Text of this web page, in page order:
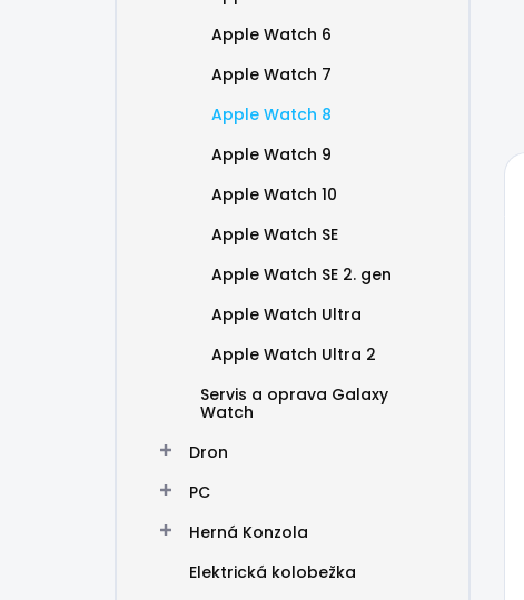
Apple Watch 6
Apple Watch 7
Apple Watch 8
Apple Watch 9
Apple Watch 10
Apple Watch SE
Apple Watch SE 2. gen
Apple Watch Ultra
Apple Watch Ultra 2
Servis a oprava Galaxy
Watch
Dron
PC
Herná Konzola
Elektrická kolobežka